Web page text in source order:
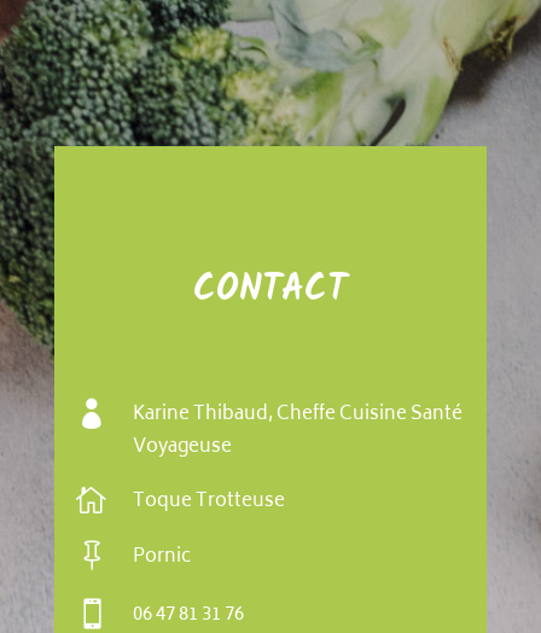
CONTACT

Karine Thibaud, Cheffe Cuisine Santé
Voyageuse
 Toque Trotteuse
 Pornic
 06 47 81 31 76